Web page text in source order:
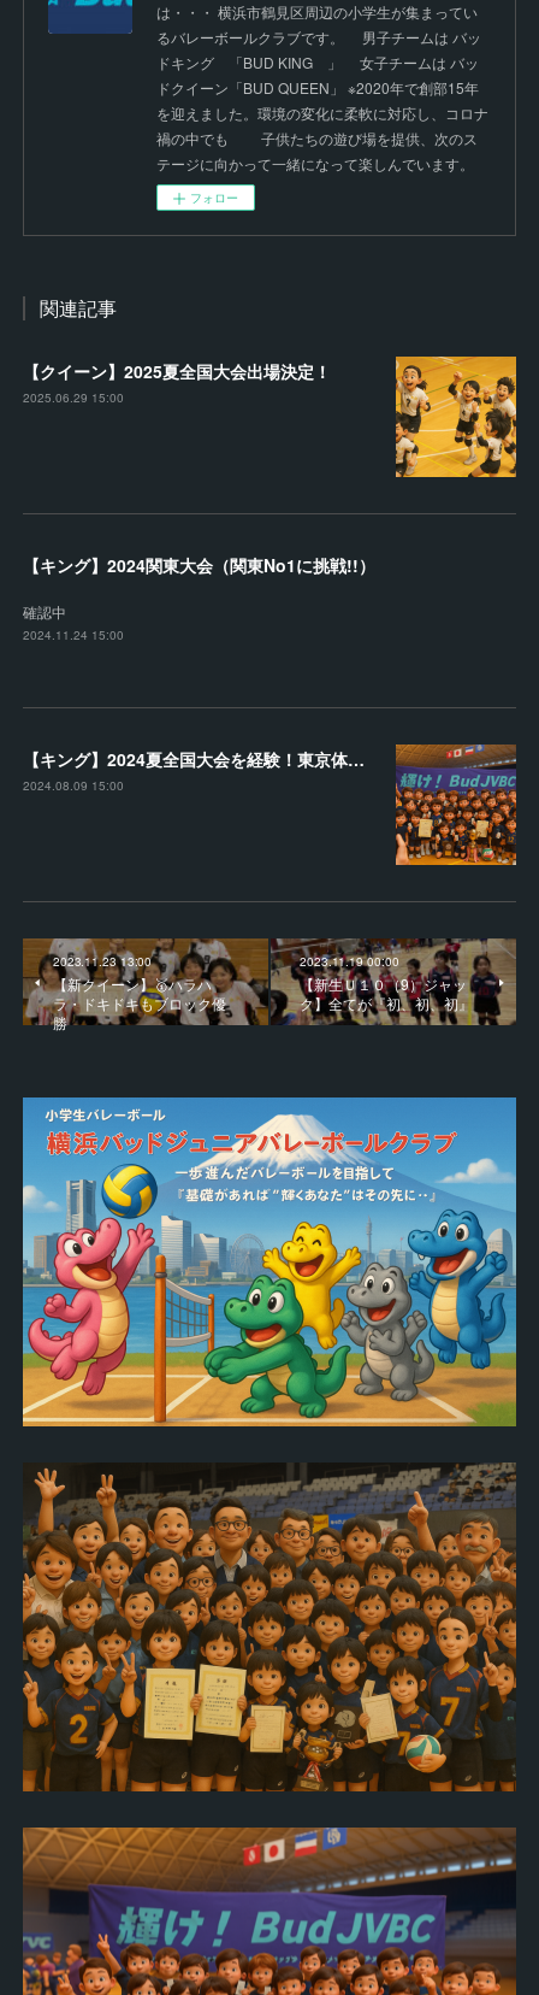
は・・・ 横浜市鶴見区周辺の小学生が集まってい
るバレーボールクラブです。 男子チームは バッ
ドキング 「BUD KING 」 女子チームは バッ
ドクイーン「BUD QUEEN」 ※2020年で創部15年
を迎えました。環境の変化に柔軟に対応し、コロナ
禍の中でも 子供たちの遊び場を提供、次のス
テージに向かって一緒になって楽しんでいます。
フォロー
関連記事
【クイーン】2025夏全国大会出場決定！
2025.06.29 15:00
【キング】2024関東大会（関東No1に挑戦!!）
確認中
2024.11.24 15:00
【キング】2024夏全国大会を経験！東京体育館で堂々とプレー
2024.08.09 15:00
2023.11.23 13:00
【新クイーン】🥇ハラハ
ラ・ドキドキもブロック優
勝
2023.11.19 00:00
【新生Ｕ１０（9）ジャッ
ク】全てが『初、初、初』